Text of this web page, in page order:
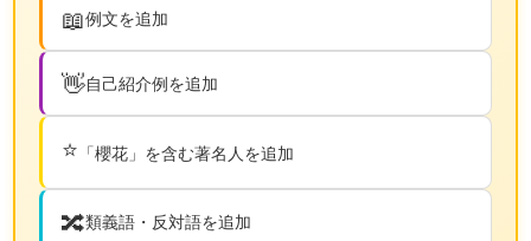
📖例文を追加
👋自己紹介例を追加
⭐ 「櫻花」を含む著名人を追加
🔀類義語・反対語を追加